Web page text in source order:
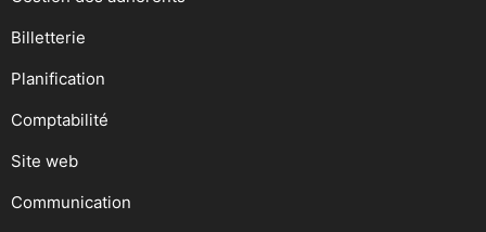
Billetterie
Planification
Comptabilité
Site web
Communication